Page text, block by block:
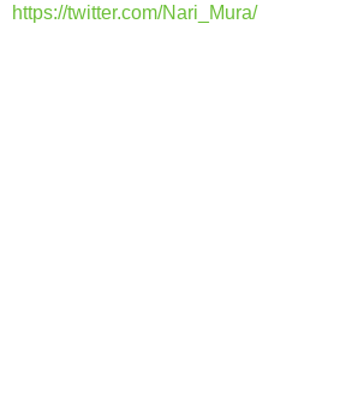
https://twitter.com/Nari_Mura/